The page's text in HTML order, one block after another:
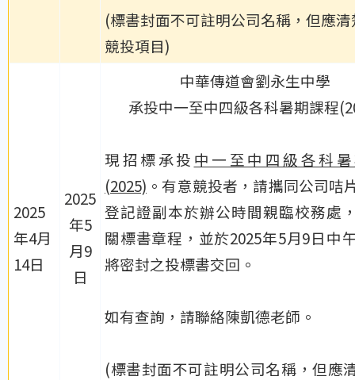
(標書封面不可註明公司名稱，但應
競投項目)
2025
年4月
14日
2025
年5
月9
日
中華傳道會劉永生中學
承投中一至中四級各科暑期課程
現招標承投 中一至中四級各科
(2025) 。有意競投者，請攜同公司咭
登記證副本於辦公時間親臨校務處
關標書章程，並於2025年5月9日中
將密封之投標書交回。
如有查詢，請聯絡陳凱德老師。
(標書封面不可註明公司名稱，但應